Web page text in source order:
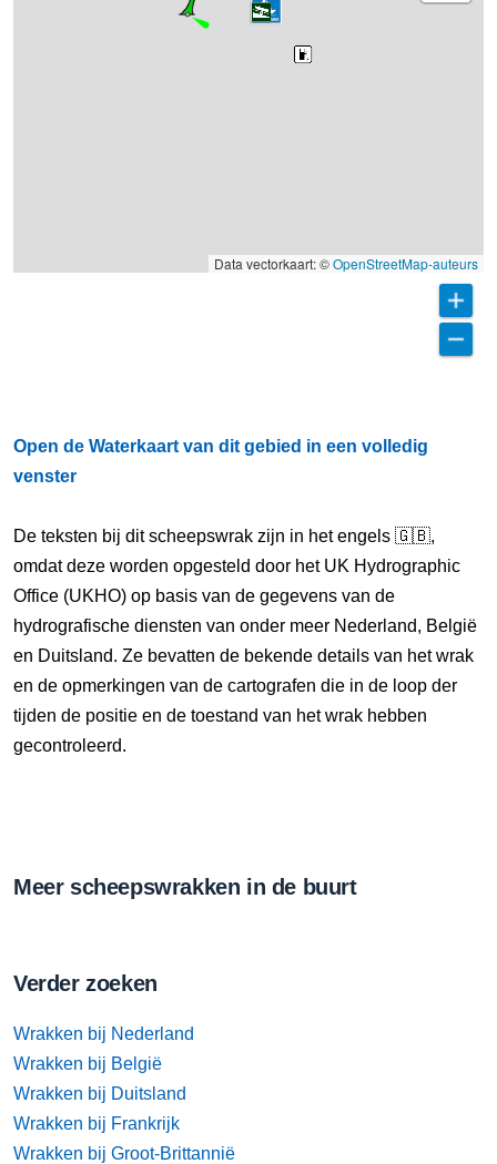
Data vectorkaart: ©OpenStreetMap-auteurs
Open de Waterkaart van dit gebied in een volledig
venster
De teksten bij dit scheepswrak zijn in het engels 🇬🇧,
omdat deze worden opgesteld door het UK Hydrographic
Office (UKHO) op basis van de gegevens van de
hydrografische diensten van onder meer Nederland, België
en Duitsland. Ze bevatten de bekende details van het wrak
en de opmerkingen van de cartografen die in de loop der
tijden de positie en de toestand van het wrak hebben
gecontroleerd.
Meer scheepswrakken in de buurt
Verder zoeken
Wrakken bij Nederland
Wrakken bij België
Wrakken bij Duitsland
Wrakken bij Frankrijk
Wrakken bij Groot-Brittannië